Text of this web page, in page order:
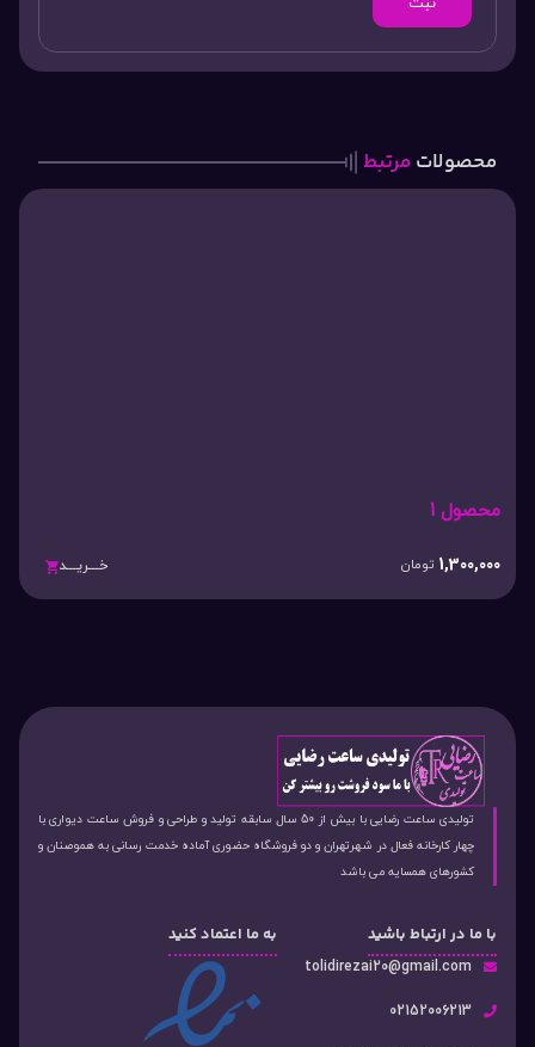
محصولات مرتبط
محصول 1
1,300,000 تومان خـــریـــد
تولیدی ساعت رضایی با بیش از 50 سال سابقه تولید و طراحی و فروش ساعت دیواری با
چهار کارخانه فعال در شهرتهران و دو فروشگاه حضوری آماده خدمت رسانی به هموصنان و
کشورهای همسایه می باشد
با ما در ارتباط باشید
tolidirezai20@gmail.com
02152006213
به ما اعتماد کنید